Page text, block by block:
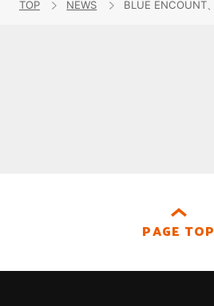
TOP NEWS
PAGE TOP